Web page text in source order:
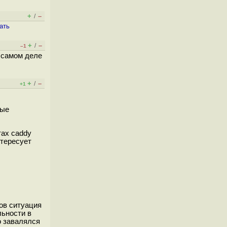
+ / –
–1 + / –
самом деле
+1 + / –
caddy
ситуация
в
завалялся